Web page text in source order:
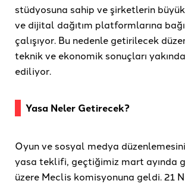
stüdyosuna sahip ve şirketlerin
ve dijital dağıtım platformlarına
çalışıyor. Bu nedenle getirilecek
teknik ve ekonomik sonuçları
ediliyor.
Yasa Neler Getirecek?
Oyun ve sosyal medya
yasa teklifi, geçtiğimiz mart ayında
üzere Meclis komisyonuna geldi. 21